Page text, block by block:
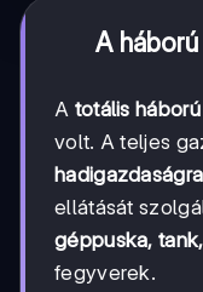
A
A totális háború
volt. A teljes
hadigazdaságra
ellátását
géppuska,
fegyverek.